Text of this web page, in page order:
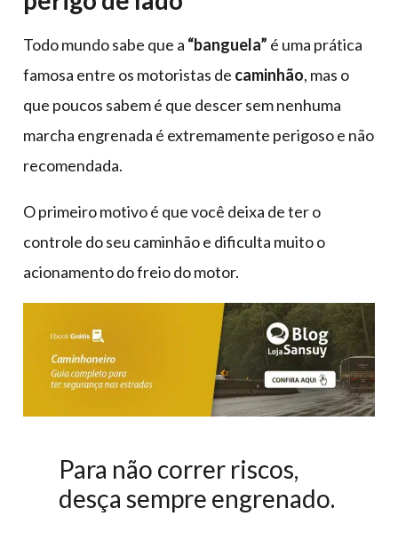
Todo mundo sabe que a “banguela” é uma prática
famosa entre os motoristas de caminhão, mas o
que poucos sabem é que descer sem nenhuma
marcha engrenada é extremamente perigoso e não
recomendada.
O primeiro motivo é que você deixa de ter o
controle do seu caminhão e dificulta muito o
acionamento do freio do motor.
Para não correr riscos,
desça sempre engrenado.